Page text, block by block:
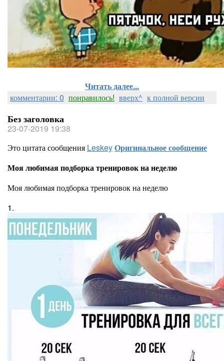
Читать далее...
комментарии: 0 понравилось! вверх^ к полной версии
Без заголовка
23-07-2019 19:38
Это цитата сообщения LeskeyОригинальное сообщение
Моя любимая подборка тренировок на неделю
Моя любимая подборка тренировок на неделю
1.